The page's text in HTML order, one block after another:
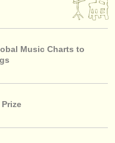
Music Charts to